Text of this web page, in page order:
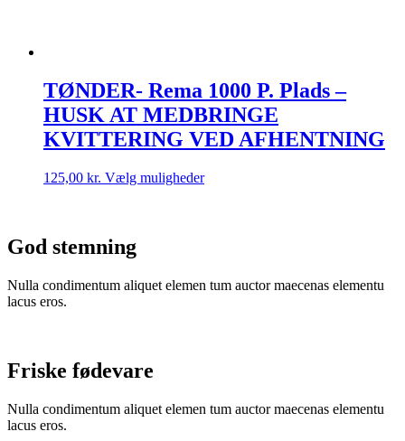
TØNDER- Rema 1000 P. Plads –
HUSK AT MEDBRINGE
KVITTERING VED AFHENTNING
125,00 kr. Vælg mulighederDette
vælges
God stemning
Nulla condimentum aliquet elemen tum auctor maecenas elementu
lacus eros.
Friske fødevare
Nulla condimentum aliquet elemen tum auctor maecenas elementu
lacus eros.